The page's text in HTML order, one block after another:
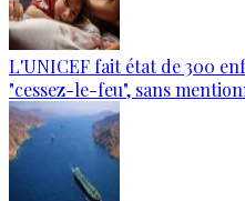
L'UNICEF fait état de 300
"cessez-le-feu", sans